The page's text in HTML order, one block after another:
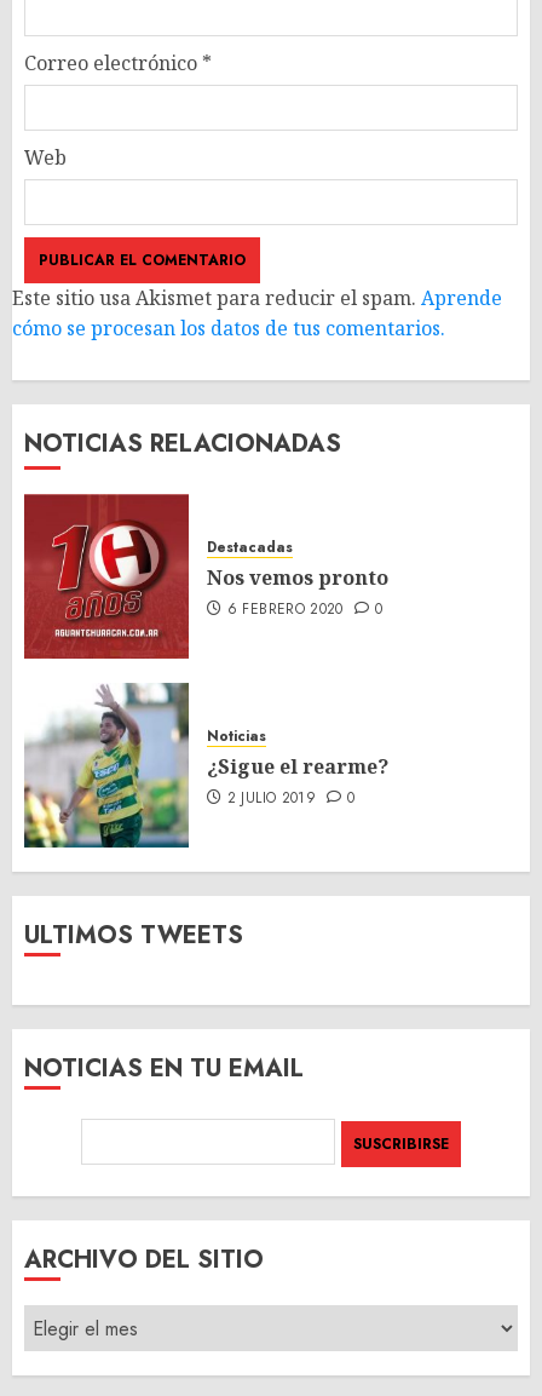
Correo electrónico *
Web
Este sitio usa Akismet para reducir el spam. Aprende
cómo se procesan los datos de tus comentarios.
NOTICIAS RELACIONADAS
Destacadas
Nos vemos pronto
6 FEBRERO 2020 0
Noticias
¿Sigue el rearme?
2 JULIO 2019 0
ULTIMOS TWEETS
NOTICIAS EN TU EMAIL
ARCHIVO DEL SITIO
ARCHIVO
DEL
SITIO